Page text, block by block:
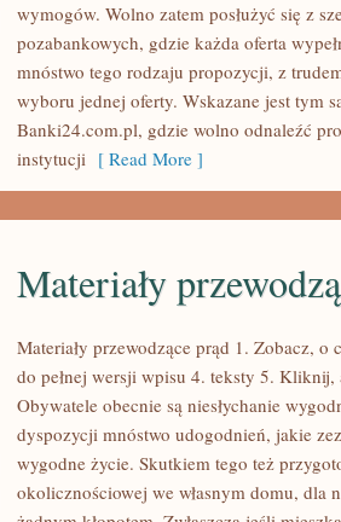
AGENCJA
DETEKTYWISTYCZNA
wymogów. Wolno zatem posłużyć się z
pozabankowych, gdzie każda oferta
mnóstwo tego rodzaju propozycji, z
wyboru jednej oferty. Wskazane jest tym
Banki24.com.pl, gdzie wolno odnaleźć
instytucji [ Read More ]
MATERIAŁY
Materiały
Materiały przewodzące prąd 1. Zobacz,
do pełnej wersji wpisu 4. teksty 5.
Obywatele obecnie są niesłychanie
dyspozycji mnóstwo udogodnień, jakie
wygodne życie. Skutkiem tego też
okolicznościowej we własnym domu, dla